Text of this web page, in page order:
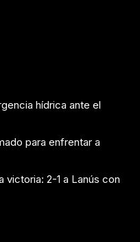
hídrica ante el
para enfrentar a
victoria: 2-1 a Lanús con